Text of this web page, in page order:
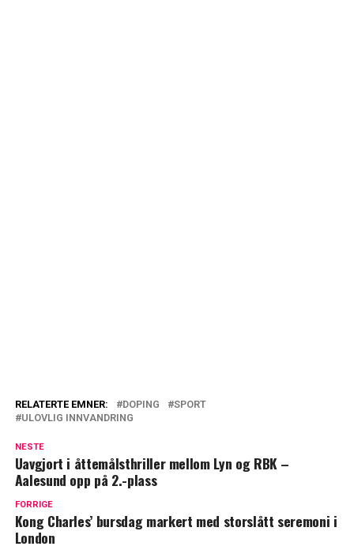
RELATERTE EMNER: DOPING
SPORT
ULOVLIG INNVANDRING
NESTE
Uavgjort i åttemålsthriller mellom Lyn og RBK –
Aalesund opp på 2.-plass
FORRIGE
Kong Charles’ bursdag markert med storslått seremoni i
London